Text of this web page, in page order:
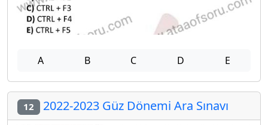
A B C D E
12 2022-2023 Güz Dönemi Ara Sınavı